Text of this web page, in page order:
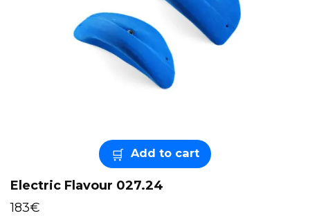
Add to cart
Electric Flavour 027.24
183€